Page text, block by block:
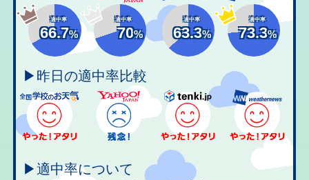
適中率
66.7%
適中率
70%
適中率
63.3%
適中率
73.3%
▶昨日の適中率比較
▶適中率について